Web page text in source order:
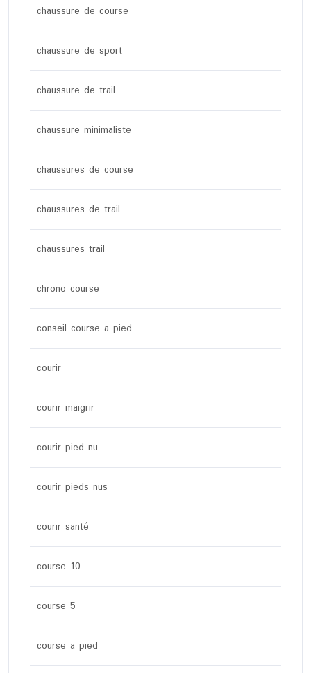
chaussure de course
chaussure de sport
chaussure de trail
chaussure minimaliste
chaussures de course
chaussures de trail
chaussures trail
chrono course
conseil course a pied
courir
courir maigrir
courir pied nu
courir pieds nus
courir santé
course 10
course 5
course a pied